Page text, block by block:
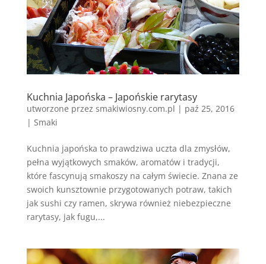
Kuchnia Japońska – Japońskie rarytasy
utworzone przez smakiwiosny.com.pl | paź 25, 2016
| Smaki
Kuchnia japońska to prawdziwa uczta dla zmysłów,
pełna wyjątkowych smaków, aromatów i tradycji,
które fascynują smakoszy na całym świecie. Znana ze
swoich kunsztownie przygotowanych potraw, takich
jak sushi czy ramen, skrywa również niebezpieczne
rarytasy, jak fugu,...